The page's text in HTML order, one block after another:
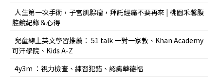
人生第一次手術，子宮肌腺瘤，拜託經痛不要再來 | 桃園禾馨腹
腔鏡紀錄＆心得
兒童線上英文學習推薦： 51 talk 一對一家教、Khan Academy
可汗學院、Kids A-Z
4y3m ：視力檢查、練習犯錯、認識華德福